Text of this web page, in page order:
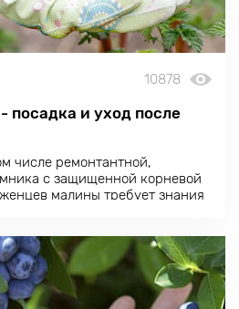
10878
и уход после
числе ремонтантной,
с защищенной корневой
малины требует знания